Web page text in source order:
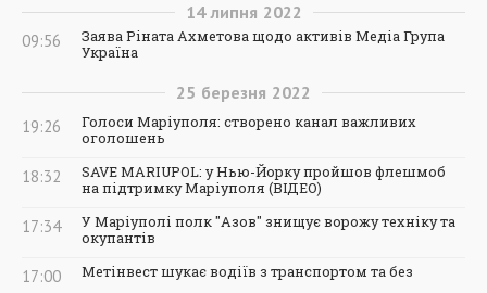
14 липня 2022
09:56
Заява Ріната Ахметова щодо активів Медіа Група
Україна
25 березня 2022
19:26
Голоси Маріуполя: створено канал важливих
оголошень
18:32
SAVE MARIUPOL: у Нью-Йорку пройшов флешмоб
на підтримку Маріуполя (ВІДЕО)
17:34
У Маріуполі полк "Азов" знищує ворожу техніку та
окупантів
17:00 Метінвест шукає водіїв з транспортом та без